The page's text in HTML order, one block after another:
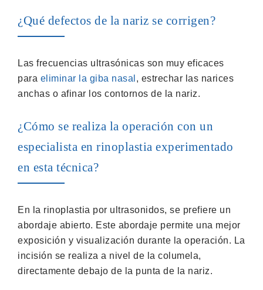
¿Qué defectos de la nariz se corrigen?
Las frecuencias ultrasónicas son muy eficaces
para eliminar la giba nasal , estrechar las narices
anchas o afinar los contornos de la nariz.
¿Cómo se realiza la operación con un
especialista en rinoplastia experimentado
en esta técnica?
En la rinoplastia por ultrasonidos, se prefiere un
abordaje abierto. Este abordaje permite una mejor
exposición y visualización durante la operación. La
incisión se realiza a nivel de la columela,
directamente debajo de la punta de la nariz.